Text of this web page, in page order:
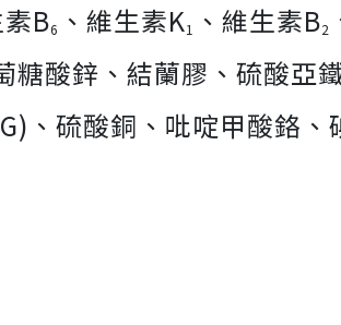
B6 、維生素K1 、維生素B2
糖酸鋅、結蘭膠、硫酸亞
、硫酸銅、吡啶甲酸鉻、